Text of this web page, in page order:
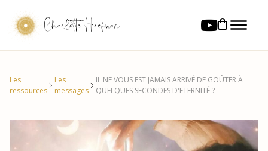
Charlotte Hoefman
Les
ressources
Les
messages
IL NE VOUS EST JAMAIS ARRIVÉ DE GOÛTER À
QUELQUES SECONDES D'ETERNITÉ ?